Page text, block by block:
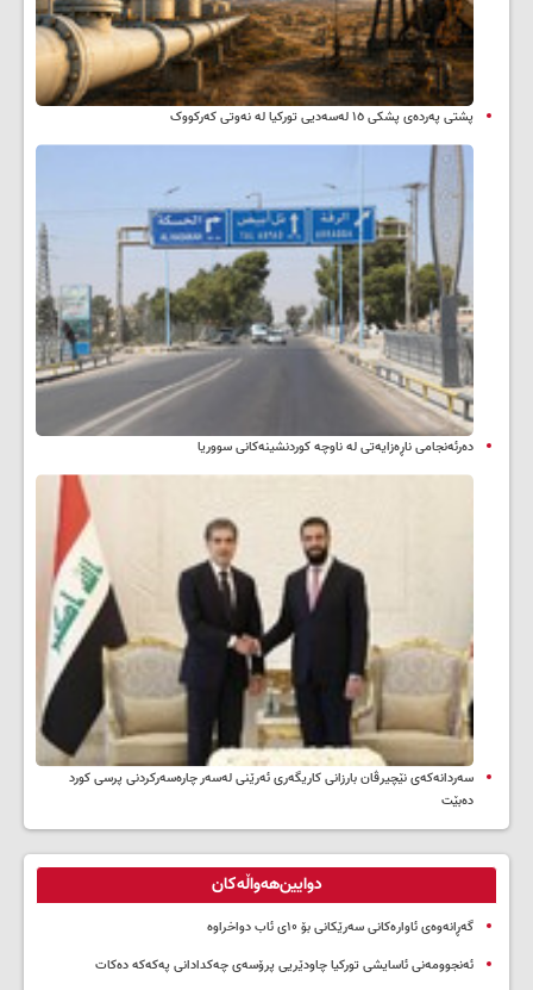
پشتی پەردەی پشکی ١٥ لەسەدیی تورکیا لە نەوتی کەرکووک
دەرئەنجامی ناڕەزایەتی لە ناوچە کوردنشینەکانی سووریا
سه‌ردانه‌کەی نێچیرڤان بارزانی كاریگه‌ری ئه‌رێنی له‌سه‌ر چاره‌سه‌ركردنی پرسی كورد
ده‌بێت
دوایین‌هەواڵەکان
گەڕانەوەی ئاوارەکانی سەرێکانی بۆ ۱۰ی ئاب دواخراوە
ئەنجوومەنی ئاسایشی تورکیا چاودێریی پرۆسەی چەکدادانی پەکەکە دەکات